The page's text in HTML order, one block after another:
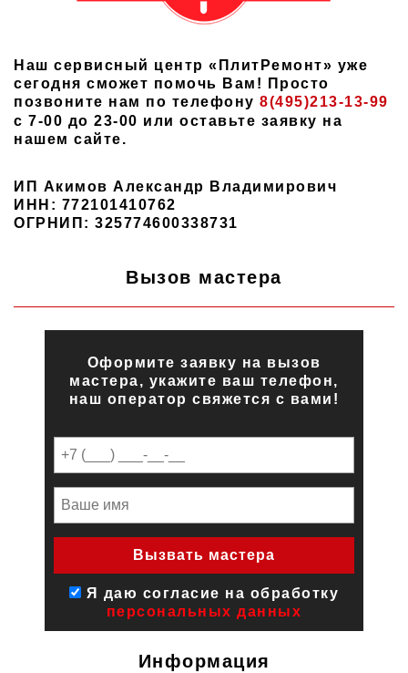
Наш сервисный центр «ПлитРемонт» уже
сегодня сможет помочь Вам! Просто
позвоните нам по телефону 8(495)213-13-99
с 7-00 до 23-00 или оставьте заявку на
нашем сайте.
ИП Акимов Александр Владимирович
ИНН: 772101410762
ОГРНИП: 325774600338731
Вызов мастера
Оформите заявку на вызов
мастера, укажите ваш телефон,
наш оператор свяжется с вами!
Я даю согласие на обработку
персональных данных
Информация